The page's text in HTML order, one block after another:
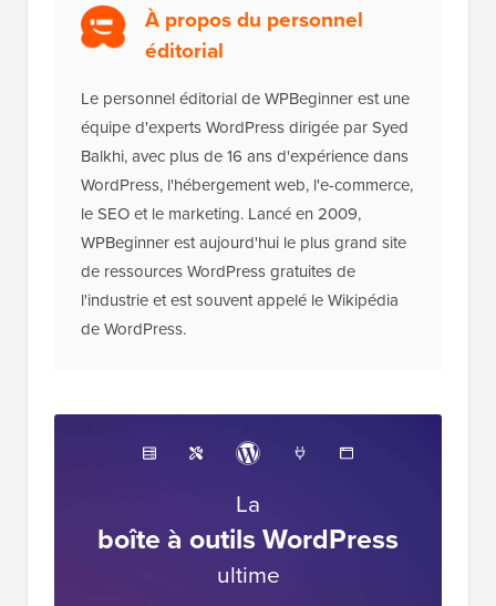
À propos du personnel
éditorial
Le personnel éditorial de WPBeginner est une
équipe d'experts WordPress dirigée par Syed
Balkhi, avec plus de 16 ans d'expérience dans
WordPress, l'hébergement web, l'e-commerce,
le SEO et le marketing. Lancé en 2009,
WPBeginner est aujourd'hui le plus grand site
de ressources WordPress gratuites de
l'industrie et est souvent appelé le Wikipédia
de WordPress.
La
boîte à outils WordPress
ultime